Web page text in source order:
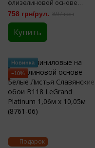
флизелиновой основе
Славянский серые Жемчуг
В118 LeGrand Platinum 1,06м х
10,05м (8759-04)
758 грн/рул. 897 грн
Купить
Подарок
Новинка
−10%